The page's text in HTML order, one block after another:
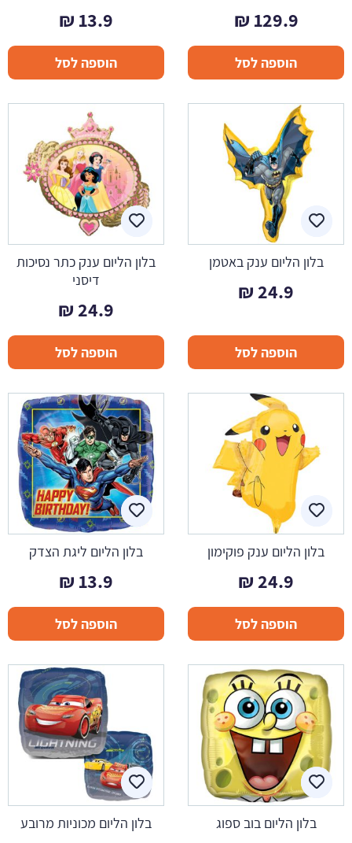
129.9
₪
הוספה לסל
13.9
₪
הוספה לסל
בלון הליום ענק באטמן
24.9
₪
הוספה לסל
בלון הליום ענק כתר נסיכות
דיסני
24.9
₪
הוספה לסל
בלון הליום ענק פוקימון
24.9
₪
הוספה לסל
בלון הליום ליגת הצדק
13.9
₪
הוספה לסל
בלון הליום בוב ספוג בלון הליום מכוניות מרובע